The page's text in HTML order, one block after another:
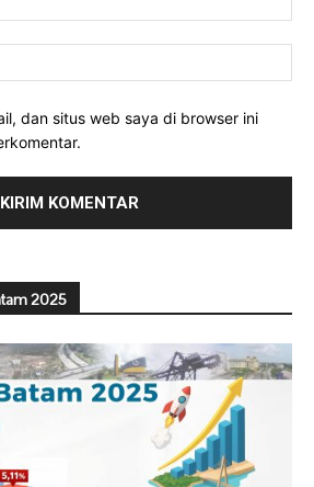
dan situs web saya di browser ini
2025